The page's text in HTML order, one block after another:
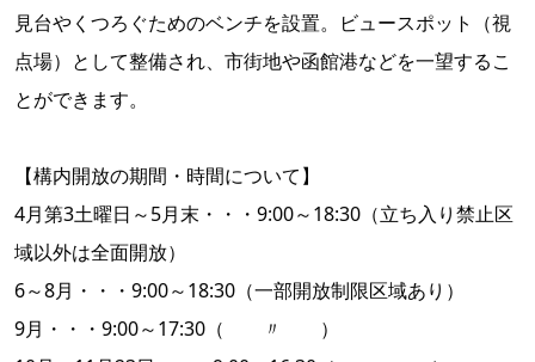
見台やくつろぐためのベンチを設置。ビュースポット（視
点場）として整備され、市街地や函館港などを一望するこ
とができます。
【構内開放の期間・時間について】
4月第3土曜日～5月末・・・9:00～18:30（立ち入り禁止区
域以外は全面開放）
6～8月・・・9:00～18:30（一部開放制限区域あり）
9月・・・9:00～17:30（ 〃 ）